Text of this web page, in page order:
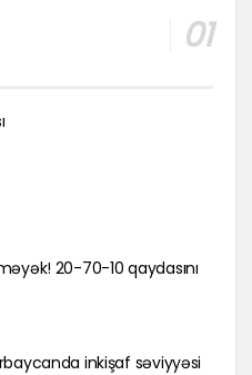
20-70-10 qaydasını
inkişaf səviyyəsi